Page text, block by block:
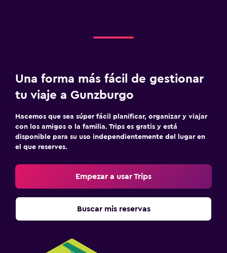
Una forma más fácil de gestionar
tu viaje a Gunzburgo
Hacemos que sea súper fácil planificar, organizar y viajar
con los amigos o la familia. Trips es gratis y está
disponible para su uso independientemente del lugar en
el que reserves.
Empezar a usar Trips
Buscar mis reservas